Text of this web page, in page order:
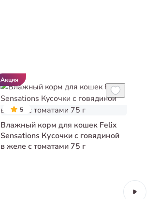
Акция
5
Влажный корм для кошек Felix
Sensations Кусочки с говядиной
в желе с томатами 75 г